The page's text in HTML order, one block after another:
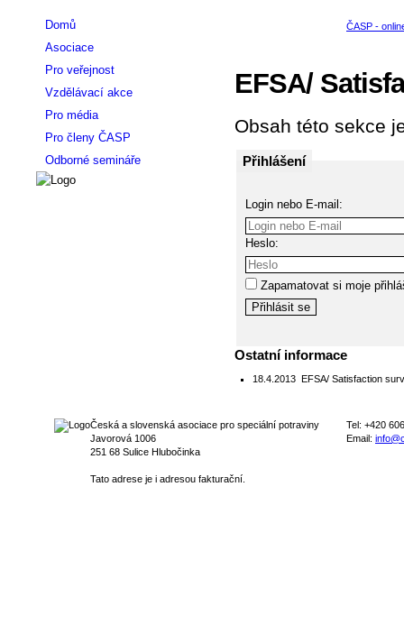
EFSA/
Obsah této sekce
Přihlášení
Login nebo E-mail:
Heslo:
Zapamatovat si moje
Ostatní informace
18.4.2013 EFSA/ Satisfaction
Domů
Asociace
Pro veřejnost
Vzdělávací akce
Pro média
Pro členy ČASP
Odborné semináře
Česká a slovenská asociace pro speciální potraviny
Javorová 1006
251 68 Sulice Hlubočinka
Tato adrese je i adresou fakturační.
Tel: +420
Email: